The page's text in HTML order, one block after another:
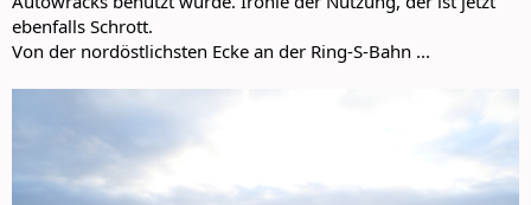
ebenfalls Schrott.
Von der nordöstlichsten Ecke an der Ring-S-Bahn ...